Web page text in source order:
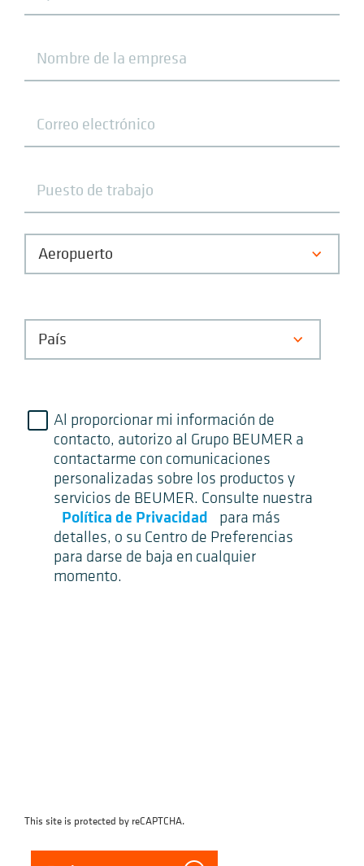
Al proporcionar mi información de
contacto, autorizo al Grupo BEUMER a
contactarme con comunicaciones
personalizadas sobre los productos y
servicios de BEUMER. Consulte nuestra
Política de Privacidad
para más
detalles, o su Centro de Preferencias
para darse de baja en cualquier
momento.
This site is protected by reCAPTCHA.